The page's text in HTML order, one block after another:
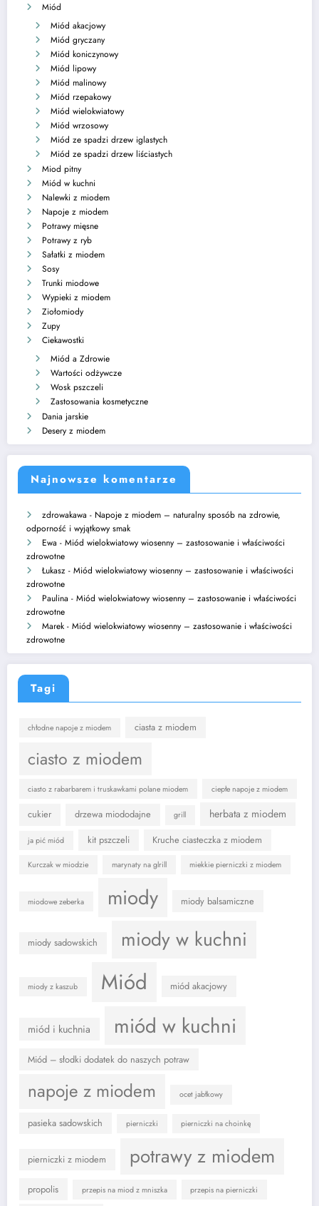
Miód
Miód akacjowy
Miód gryczany
Miód koniczynowy
Miód lipowy
Miód malinowy
Miód rzepakowy
Miód wielokwiatowy
Miód wrzosowy
Miód ze spadzi drzew iglastych
Miód ze spadzi drzew liściastych
Miod pitny
Miód w kuchni
Nalewki z miodem
Napoje z miodem
Potrawy mięsne
Potrawy z ryb
Sałatki z miodem
Sosy
Trunki miodowe
Wypieki z miodem
Ziołomiody
Zupy
Ciekawostki
Miód a Zdrowie
Wartości odżywcze
Wosk pszczeli
Zastosowania kosmetyczne
Dania jarskie
Desery z miodem
Najnowsze komentarze
zdrowakawa - Napoje z miodem – naturalny sposób na zdrowie,
odporność i wyjątkowy smak
Ewa - Miód wielokwiatowy wiosenny – zastosowanie i właściwości
zdrowotne
Łukasz - Miód wielokwiatowy wiosenny – zastosowanie i właściwości
zdrowotne
Paulina - Miód wielokwiatowy wiosenny – zastosowanie i właściwości
zdrowotne
Marek - Miód wielokwiatowy wiosenny – zastosowanie i właściwości
zdrowotne
Tagi
chłodne napoje z miodem ciasta z miodem
ciasto z miodem
ciasto z rabarbarem i truskawkami polane miodem ciepłe napoje z miodem
cukier drzewa miododajne grill herbata z miodem
ja pić miód kit pszczeli Kruche ciasteczka z miodem
Kurczak w miodzie marynaty na glrill miekkie pierniczki z miodem
miodowe zeberka miody miody balsamiczne
miody sadowskich miody w kuchni
miody z kaszub Miód miód akacjowy
miód i kuchnia miód w kuchni
Miód – słodki dodatek do naszych potraw
napoje z miodem ocet jabłkowy
pasieka sadowskich pierniczki pierniczki na choinkę
pierniczki z miodem potrawy z miodem
propolis przepis na miod z mniszka przepis na pierniczki